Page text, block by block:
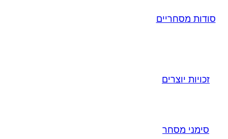
סודות מסחריים
זכויות יוצרים
סימני מסחר